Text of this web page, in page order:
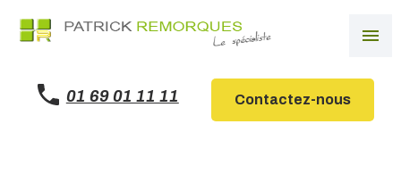
menu
01 69 01 11 11 Contactez-nous